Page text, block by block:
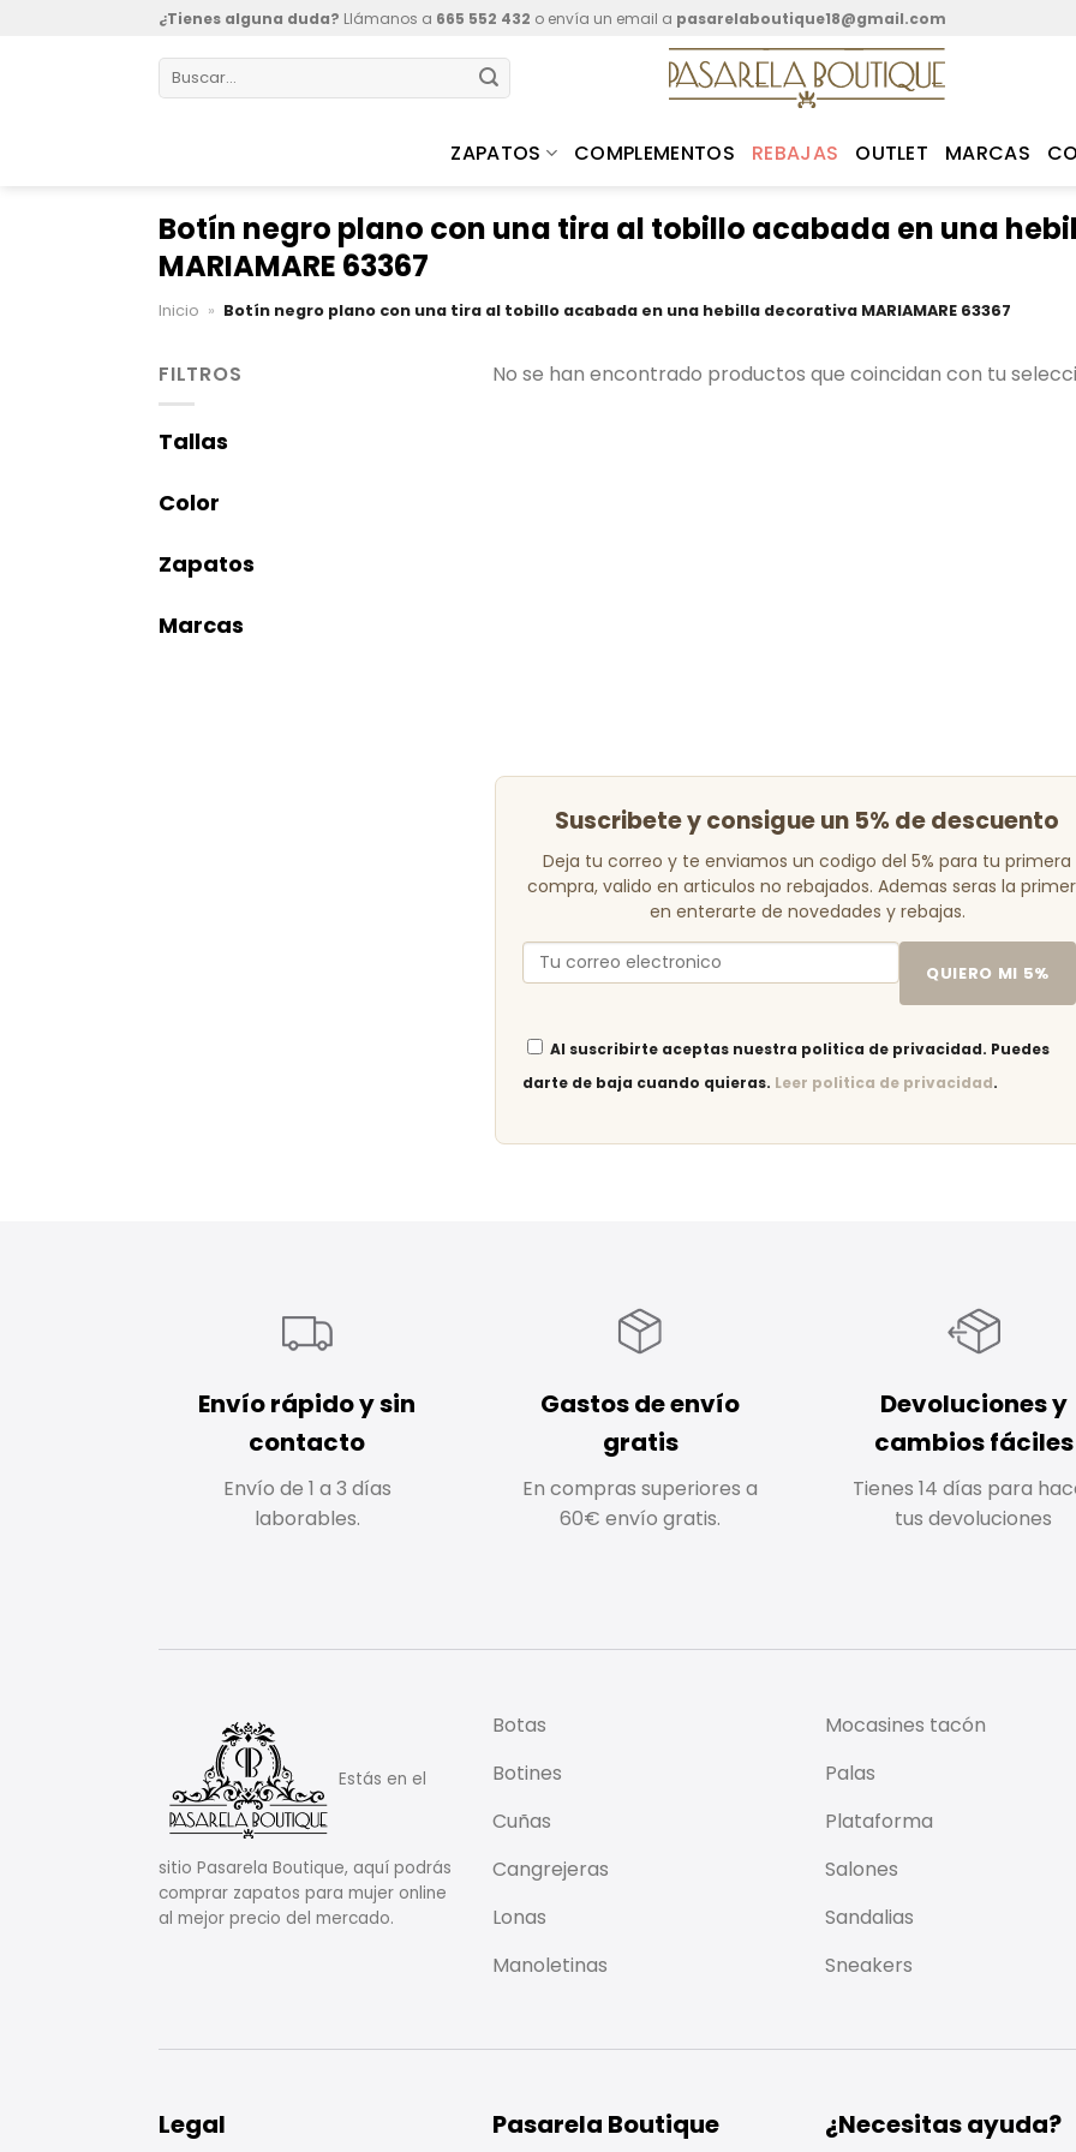
¿Tienes alguna duda? Llámanos a 665 552 432 o envía un email a pasarelaboutique18@gmail.com
Buscar
por:
ZAPATOS COMPLEMENTOS REBAJAS OUTLET MARCAS
Botín negro plano con una tira al tobillo acabada en una
MARIAMARE 63367
Inicio » Botín negro plano con una tira al tobillo acabada en una hebilla decorativa MARIAMARE 63367
FILTROS
Tallas
Color
Zapatos
Marcas
No se han encontrado productos que coincidan con tu
Suscribete y consigue un 5% de descuento
Deja tu correo y te enviamos un codigo del 5% para tu primera
compra, valido en articulos no rebajados. Ademas seras la
en enterarte de novedades y rebajas.
QUIERO MI 5%
Al suscribirte aceptas nuestra politica de privacidad. Puedes
darte de baja cuando quieras. Leer politica de privacidad.
Envío rápido y sin
contacto
Envío de 1 a 3 días
laborables.
Gastos de envío
gratis
En compras superiores a
60€ envío gratis.
Devoluciones y
cambios fáciles
Tienes 14 días para
tus devoluciones
Estás en el
sitio Pasarela Boutique, aquí podrás
comprar zapatos para mujer online
al mejor precio del mercado.
Botas
Botines
Cuñas
Cangrejeras
Lonas
Manoletinas
Mocasines tacón
Palas
Plataforma
Salones
Sandalias
Sneakers
Legal Pasarela Boutique ¿Necesitas ayuda?